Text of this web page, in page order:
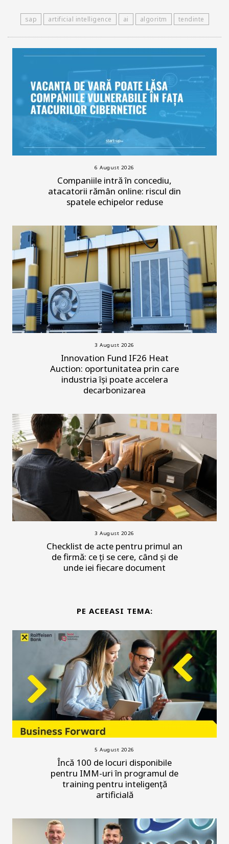
sap artificial intelligence ai algoritm tendinte
6 August 2026
Companiile intră în concediu,
atacatorii rămân online: riscul din
spatele echipelor reduse
3 August 2026
Innovation Fund IF26 Heat
Auction: oportunitatea prin care
industria își poate accelera
decarbonizarea
3 August 2026
Checklist de acte pentru primul an
de firmă: ce ți se cere, când și de
unde iei fiecare document
PE ACEEASI TEMA:
5 August 2026
Încă 100 de locuri disponibile
pentru IMM-uri în programul de
training pentru inteligență
artificială